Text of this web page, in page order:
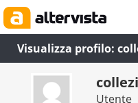
Visualizza profilo:
Utente